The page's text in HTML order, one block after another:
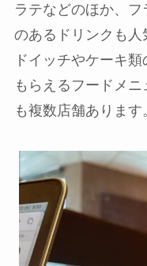
ラテなどのほか、
のあるドリンクも
ドイッチやケーキ
もらえるフードメ
も複数店舗あります